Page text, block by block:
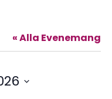
« Alla Evenemang